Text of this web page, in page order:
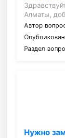
Алматы,
Автор
Раздел
Нужно